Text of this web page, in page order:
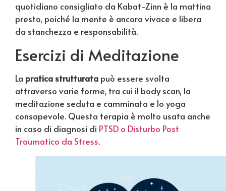
quotidiano consigliato da Kabat-Zinn è la mattina
presto, poiché la mente è ancora vivace e libera
da stanchezza e responsabilità.
Esercizi di Meditazione
La pratica strutturata può essere svolta
attraverso varie forme, tra cui il body scan, la
meditazione seduta e camminata e lo yoga
consapevole. Questa terapia è molto usata anche
in caso di diagnosi di PTSD o Disturbo Post
Traumatico da Stress.